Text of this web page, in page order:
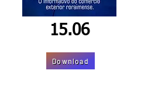
15.06
Download